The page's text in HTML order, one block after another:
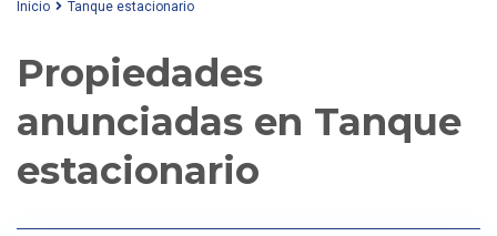
Inicio Tanque estacionario
Propiedades
anunciadas en Tanque
estacionario